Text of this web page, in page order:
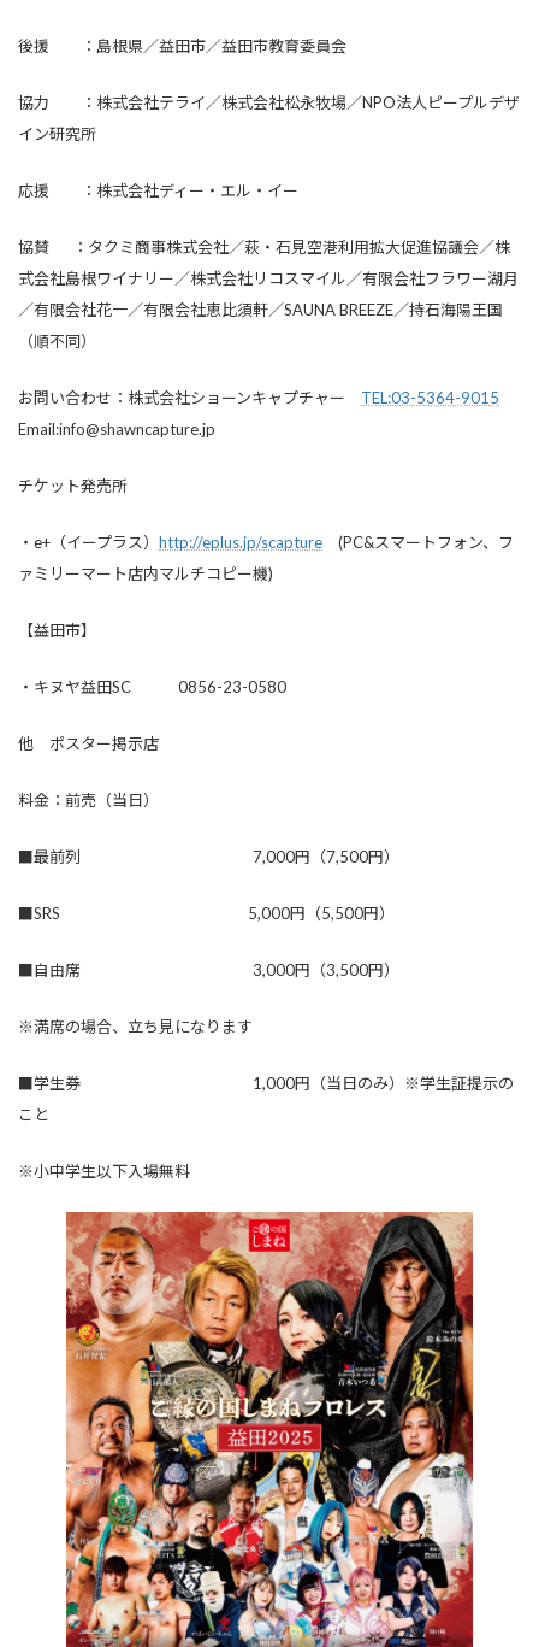
後援 ：島根県／益田市／益田市教育委員会
協力 ：株式会社テライ／株式会社松永牧場／NPO法人ピープルデザ
イン研究所
応援 ：株式会社ディー・エル・イー
協賛 ：タクミ商事株式会社／萩・石見空港利用拡大促進協議会／株
式会社島根ワイナリー／株式会社リコスマイル／有限会社フラワー湖月
／有限会社花一／有限会社恵比須軒／SAUNA BREEZE／持石海陽王国
（順不同）
お問い合わせ：株式会社ショーンキャプチャー TEL:03-5364-9015
Email:info@shawncapture.jp
チケット発売所
・e+（イープラス） http://eplus.jp/scapture (PC&スマートフォン、フ
ァミリーマート店内マルチコピー機)
【益田市】
・キヌヤ益田SC 0856-23-0580
他 ポスター掲示店
料金：前売（当日）
■最前列 7,000円（7,500円）
■SRS 5,000円（5,500円）
■自由席 3,000円（3,500円）
※満席の場合、立ち見になります
■学生券 1,000円（当日のみ）※学生証提示の
こと
※小中学生以下入場無料